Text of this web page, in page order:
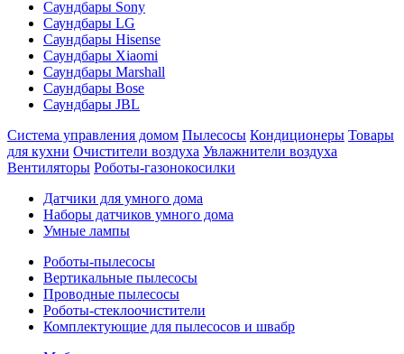
Саундбары Sony
Саундбары LG
Саундбары Hisense
Саундбары Xiaomi
Саундбары Marshall
Саундбары Bose
Саундбары JBL
Система управления домом Пылесосы Кондиционеры Товары
для кухни Очистители воздуха Увлажнители воздуха
Вентиляторы Роботы-газонокосилки
Датчики для умного дома
Наборы датчиков умного дома
Умные лампы
Роботы-пылесосы
Вертикальные пылесосы
Проводные пылесосы
Роботы-стеклоочистители
Комплектующие для пылесосов и швабр